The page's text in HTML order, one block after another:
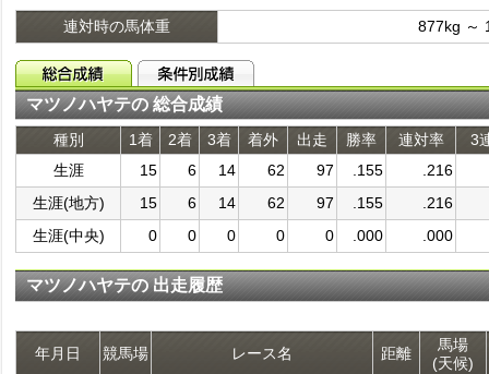
連対時の馬体重 877kg ～
マツノハヤテの 総合成績
種別 1着 2着 3着 着外 出走 勝率 連対率
3
生涯
15 6 14 62 97 .155
.216
生涯(地方)
15 6 14 62 97 .155
.216
生涯(中央)
0 0 0 0 0 .000 .000
マツノハヤテの 出走履歴
年月日 競馬場 レース名 距離
馬場
(天候)